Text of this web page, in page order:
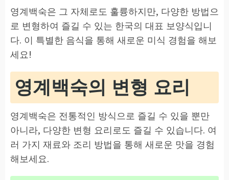
영계백숙은 그 자체로도 훌륭하지만, 다양한 방법으
로 변형하여 즐길 수 있는 한국의 대표 보양식입니
다. 이 특별한 음식을 통해 새로운 미식 경험을 해보
세요!
영계백숙의 변형 요리
영계백숙은 전통적인 방식으로 즐길 수 있을 뿐만
아니라, 다양한 변형 요리로도 즐길 수 있습니다. 여
러 가지 재료와 조리 방법을 통해 새로운 맛을 경험
해보세요.